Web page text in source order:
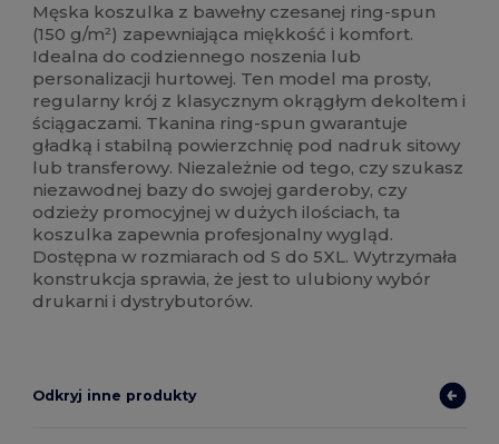
Męska koszulka z bawełny czesanej ring-spun
(150 g/m²) zapewniająca miękkość i komfort.
Idealna do codziennego noszenia lub
personalizacji hurtowej. Ten model ma prosty,
regularny krój z klasycznym okrągłym dekoltem i
ściągaczami. Tkanina ring-spun gwarantuje
gładką i stabilną powierzchnię pod nadruk sitowy
lub transferowy. Niezależnie od tego, czy szukasz
niezawodnej bazy do swojej garderoby, czy
odzieży promocyjnej w dużych ilościach, ta
koszulka zapewnia profesjonalny wygląd.
Dostępna w rozmiarach od S do 5XL. Wytrzymała
konstrukcja sprawia, że jest to ulubiony wybór
drukarni i dystrybutorów.
Odkryj inne produkty